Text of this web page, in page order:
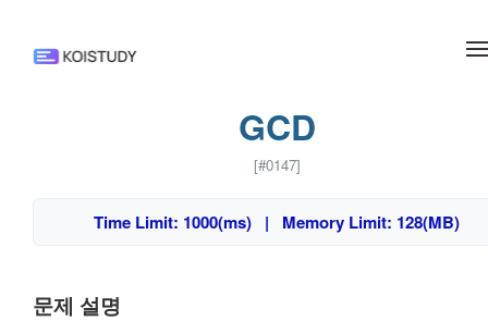
GCD
[#0147]
Time Limit: 1000(ms) | Memory Limit: 128(MB)
문제 설명